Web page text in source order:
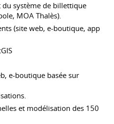
du système de billettique
MOA Thalès).
(site web, e-boutique, app
e-boutique basée sur
et modélisation des 150